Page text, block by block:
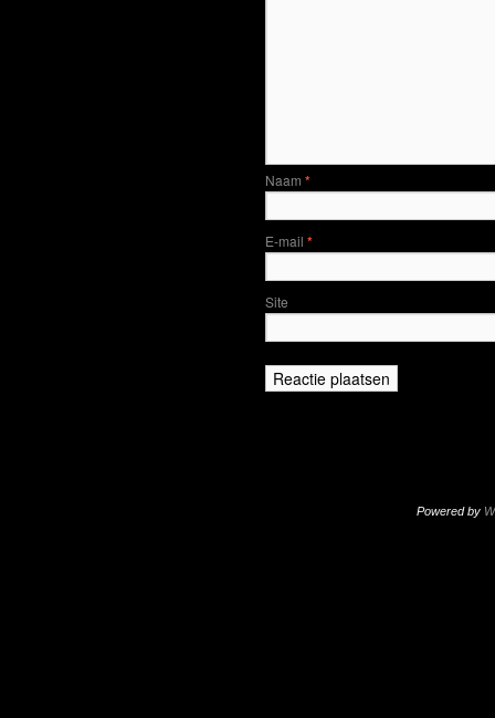
Naam *
E-mail *
Site
Powered by